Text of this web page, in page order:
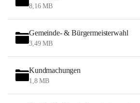
8,16 MB
Gemeinde- & Bürgermeisterwahl
3,49 MB
Kundmachungen
1,8 MB